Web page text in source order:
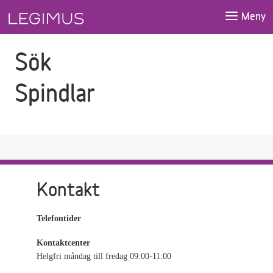
Meny
Sök
Spindlar
Kontakt
Telefontider
Kontaktcenter
Helgfri måndag till fredag 09:00-11:00